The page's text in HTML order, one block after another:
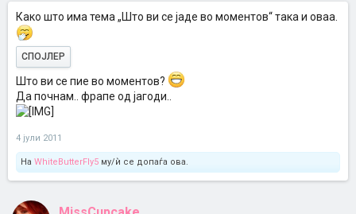
Како што има тема „Што ви се јаде во моментов“ така и оваа.
СПОЈЛЕР
Што ви се пие во моментов?
Да почнам.. фрапе од јагоди..
4 јули 2011
На WhiteButterFly5 му/ѝ се допаѓа ова.